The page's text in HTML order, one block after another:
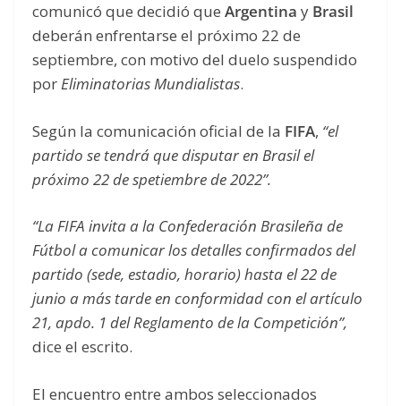
comunicó que decidió que Argentina y Brasil
deberán enfrentarse el próximo 22 de
septiembre, con motivo del duelo suspendido
porEliminatorias Mundialistas.
Según la comunicación oficial de la FIFA, “el
partido se tendrá que disputar en Brasil el
próximo 22 de spetiembre de 2022”.
“La FIFA invita a la Confederación Brasileña de
Fútbol a comunicar los detalles confirmados del
partido (sede, estadio, horario) hasta el 22 de
junio a más tarde en conformidad con el artículo
21, apdo. 1 del Reglamento de la Competición”,
dice el escrito.
El encuentro entre ambos seleccionados